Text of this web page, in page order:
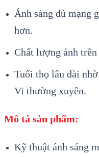
Ánh sáng đủ mạng
hơn.
Chất lượng ảnh
Tuổi thọ lâu dài
Vi thường xuyên.
Mô tả sản phẩm:
Kỹ thuật ánh sáng